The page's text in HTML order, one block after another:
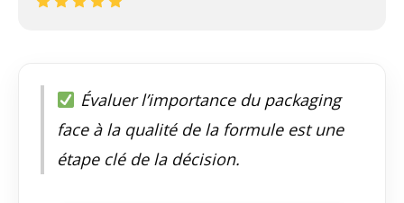
Évaluer l’importance du packaging
face à la qualité de la formule est une
étape clé de la décision.